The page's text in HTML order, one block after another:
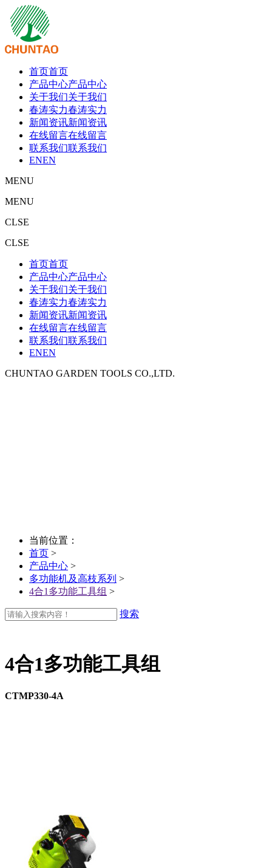
首页首页
产品中心产品中心
关于我们关于我们
春涛实力春涛实力
新闻资讯新闻资讯
在线留言在线留言
联系我们联系我们
ENEN
MENU
MENU
CLSE
CLSE
首页首页
产品中心产品中心
关于我们关于我们
春涛实力春涛实力
新闻资讯新闻资讯
在线留言在线留言
联系我们联系我们
ENEN
CHUNTAO GARDEN TOOLS CO.,LTD.
当前位置：
首页 >
产品中心 >
多功能机及高枝系列 >
4合1多功能工具组 >
搜索
4合1多功能工具组
CTMP330-4A